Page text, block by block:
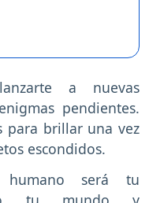
a nuevas
pendientes.
para brillar una vez
escondidos.
será tu